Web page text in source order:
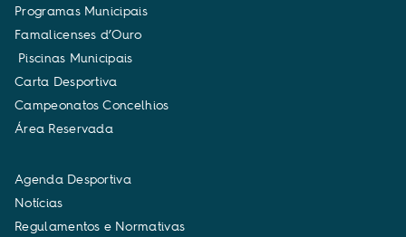
Programas Municipais
Famalicenses d’Ouro
Piscinas Municipais
Carta Desportiva
Campeonatos Concelhios
Área Reservada
Agenda Desportiva
Notícias
Regulamentos e Normativas